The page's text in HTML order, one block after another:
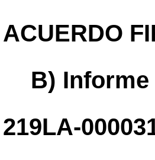
ACUERDO
B)
219LA-